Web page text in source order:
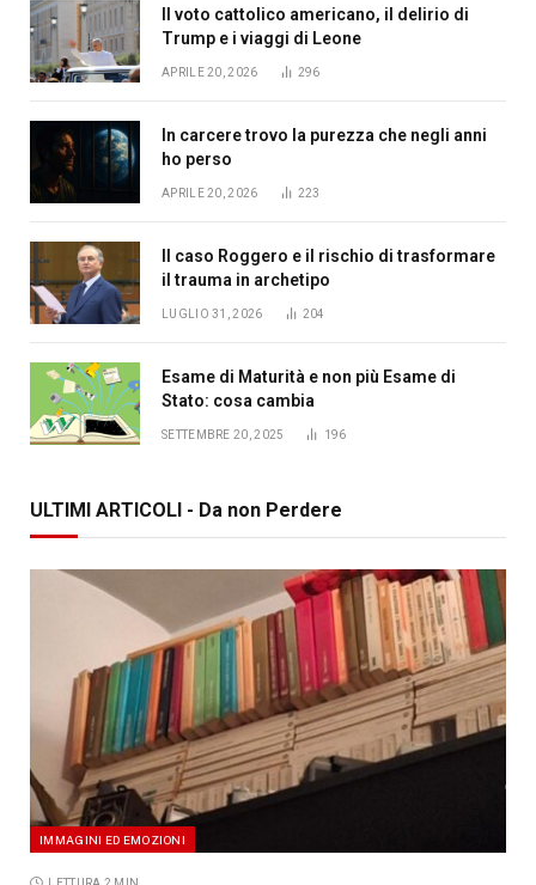
Il voto cattolico americano, il delirio di
Trump e i viaggi di Leone
APRILE 20, 2026 296
In carcere trovo la purezza che negli anni
ho perso
APRILE 20, 2026 223
Il caso Roggero e il rischio di trasformare
il trauma in archetipo
LUGLIO 31, 2026 204
Esame di Maturità e non più Esame di
Stato: cosa cambia
SETTEMBRE 20, 2025 196
ULTIMI ARTICOLI - Da non Perdere
IMMAGINI ED EMOZIONI